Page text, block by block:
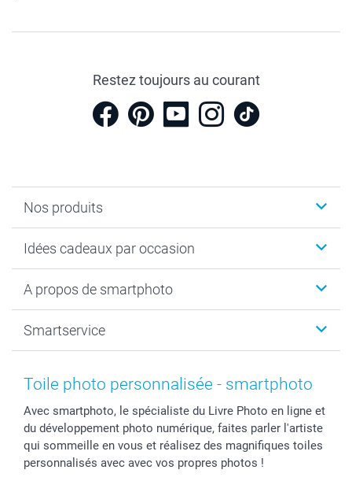
Restez toujours au courant
Nos produits
Calendrier photo & Agenda photo
Tirage photo & agrandissement
Faire-part & Cartes
Coques smartphone
Stickers & Etiquettes
Cadres photo & accessoires déco
Dénicheur d'idées cadeau
Idées cadeaux par occasion
Anniversaire
Naissance & baptême
Fête des Mères
Fête des Pères
Communion
Baptême
Toussaint
A propos de smartphoto
Plan du site
Droit de rétraction
Plaintes
Vie privée
Gestion des cookies
Tarifs
Smartservice
Aide
smartbonus
smartfriends
Livraison
Modes de paiement
Toile photo personnalisée - smartphoto
Avec smartphoto, le spécialiste du Livre Photo en ligne et
du développement photo numérique, faites parler l'artiste
qui sommeille en vous et réalisez des magnifiques toiles
personnalisés avec avec vos propres photos !